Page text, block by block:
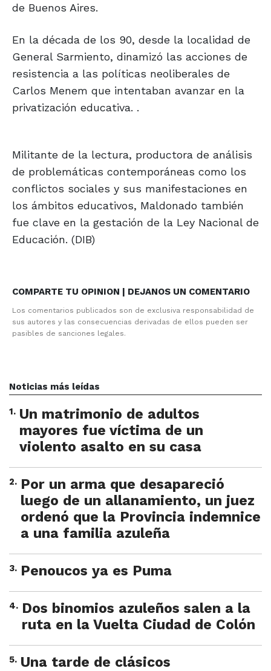
de Buenos Aires.
En la década de los 90, desde la localidad de
General Sarmiento, dinamizó las acciones de
resistencia a las políticas neoliberales de
Carlos Menem que intentaban avanzar en la
privatización educativa. .
Militante de la lectura, productora de análisis
de problemáticas contemporáneas como los
conflictos sociales y sus manifestaciones en
los ámbitos educativos, Maldonado también
fue clave en la gestación de la Ley Nacional de
Educación. (DIB)
COMPARTE TU OPINION | DEJANOS UN COMENTARIO
Los comentarios publicados son de exclusiva responsabilidad de
sus autores y las consecuencias derivadas de ellos pueden ser
pasibles de sanciones legales.
Noticias más leídas
1. Un matrimonio de adultos
mayores fue víctima de un
violento asalto en su casa
2. Por un arma que desapareció
luego de un allanamiento, un juez
ordenó que la Provincia indemnice
a una familia azuleña
3. Penoucos ya es Puma
4. Dos binomios azuleños salen a la
ruta en la Vuelta Ciudad de Colón
5. Una tarde de clásicos